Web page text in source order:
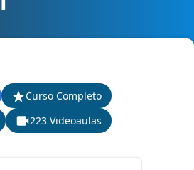
Curso Completo
223 Videoaulas